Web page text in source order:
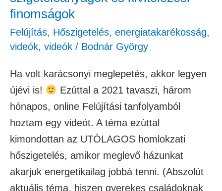
finomságok
Felújítás, Hőszigetelés, energiatakarékosság,
videók, videók / Bodnár György
Ha volt karácsonyi meglepetés, akkor legyen
újévi is!
Ezúttal a 2021 tavaszi, három
hónapos, online Felújítási tanfolyamból
hoztam egy videót. A téma ezúttal
kimondottan az UTÓLAGOS homlokzati
hőszigetelés, amikor meglevő házunkat
akarjuk energetikailag jobbá tenni. (Abszolút
aktuális téma, hiszen gyerekes családoknak